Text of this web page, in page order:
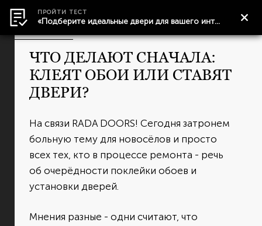
главная покупателям статьи что делают сначала:
ЧТО ДЕЛАЮТ СНАЧАЛА:
КЛЕЯТ ОБОИ ИЛИ СТАВЯТ
ДВЕРИ?
На связи RADA DOORS! Сегодня затронем
больную тему для новосёлов и просто
всех тех, кто в процессе ремонта - речь
об очерёдности поклейки обоев и
установки дверей.
Мнения разные - одни считают, что
ПРОЙТИ ТЕСТ
«Подберите идеальные двери для вашего интерьера.»